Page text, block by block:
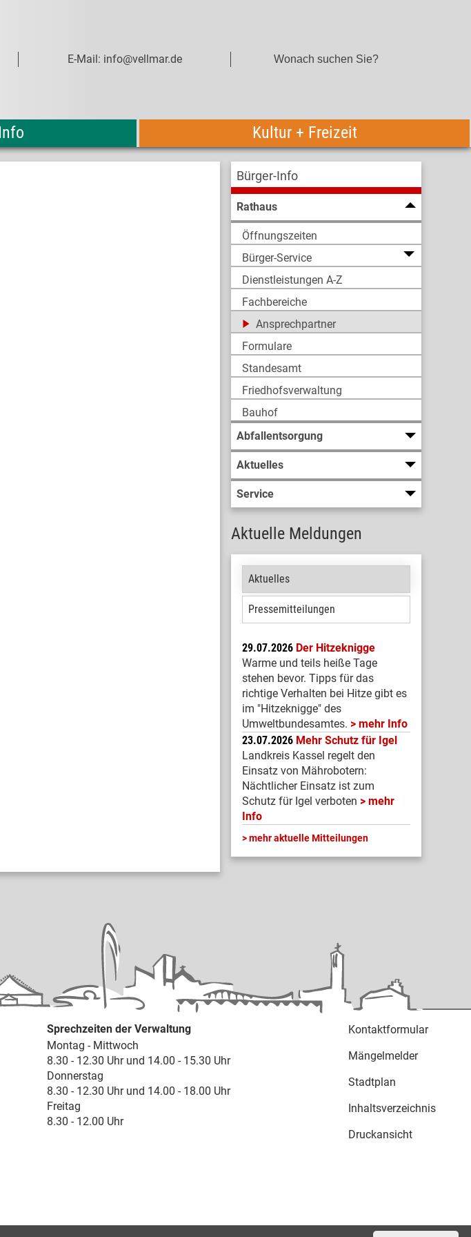
E-Mail: info@vellmar.de
Kultur + Freizeit
Bürger-Info
Rathaus
Öffnungszeiten
Bürger-Service
Dienstleistungen A-Z
Fachbereiche
Ansprechpartner
Formulare
Standesamt
Friedhofsverwaltung
Bauhof
Abfallentsorgung
Aktuelles
Service
Aktuelle Meldungen
Aktuelles
Pressemitteilungen
29.07.2026 Der Hitzeknigge
Warme und teils heiße Tage
stehen bevor. Tipps für das
richtige Verhalten bei Hitze gibt es
im "Hitzeknigge" des
Umweltbundesamtes.
mehr Info
23.07.2026 Mehr Schutz für Igel
Landkreis Kassel regelt den
Einsatz von Mährobotern:
Nächtlicher Einsatz ist zum
Schutz für Igel verboten
mehr
Info
mehr aktuelle Mitteilungen
Sprechzeiten der Verwaltung
Montag - Mittwoch
8.30 - 12.30 Uhr und 14.00 - 15.30 Uhr
Donnerstag
8.30 - 12.30 Uhr und 14.00 - 18.00 Uhr
Freitag
8.30 - 12.00 Uhr
Kontaktformular
Mängelmelder
Stadtplan
Inhaltsverzeichnis
Druckansicht